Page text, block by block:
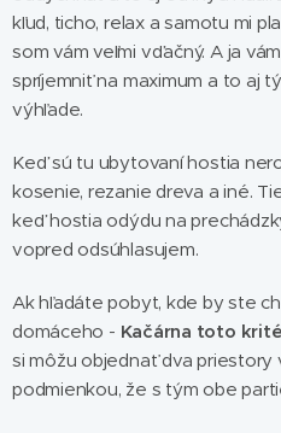
kľud, ticho, relax a samotu mi
som vám veľmi vďačný. A ja
spríjemniť na maximum a to aj
výhľade.
Keď sú tu ubytovaní hostia
kosenie, rezanie dreva a iné.
keď hostia odýdu na
vopred odsúhlasujem.
Ak hľadáte pobyt, kde by ste
domáceho - Kačárna toto
si môžu objednať dva priestory
podmienkou, že s tým obe